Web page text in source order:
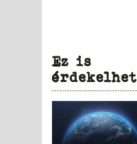
Ez is
érdekelhet